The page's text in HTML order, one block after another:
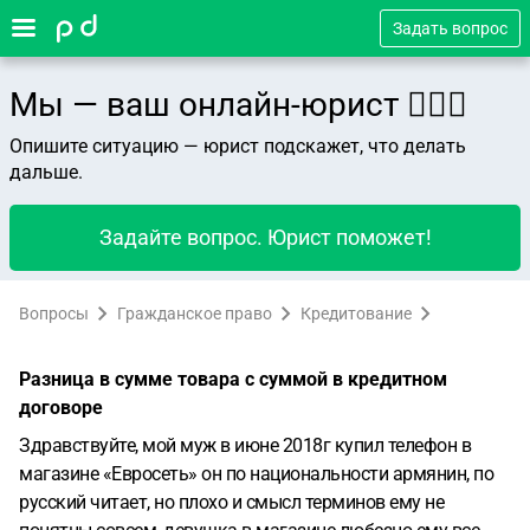
Задать вопрос
Мы — ваш онлайн-юрист 👨🏻‍⚖️
Опишите ситуацию — юрист подскажет, что делать
дальше.
Задайте вопрос. Юрист поможет!
Вопросы Гражданское право Кредитование
Разница в сумме товара с суммой в кредитном
договоре
Здравствуйте, мой муж в июне 2018г купил телефон в
магазине «Евросеть» он по национальности армянин, по
русский читает, но плохо и смысл терминов ему не